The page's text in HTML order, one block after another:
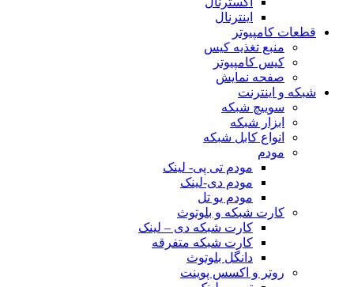
اینترنال
قطعات کامپیوتر
منبع تغذیه کیس
کیس کامپیوتر
صفحه نمایش
شبکه و اینترنت
سوییچ شبکه
ابزار شبکه
انواع کابل شبکه
مودم
مودم تی پی- لینک
مودم دی-لینک
مودم یو تل
کارت شبکه و بلوتوث
کارت شبکه دی – لینک
کارت شبکه متفرقه
دانگل بلوتوث
روتر و اکسس پوینت